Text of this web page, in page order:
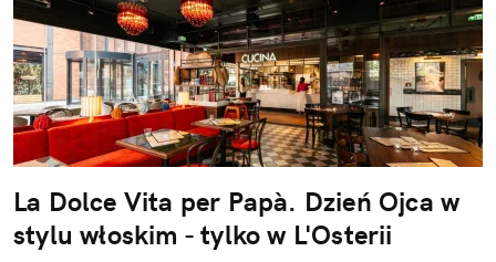
La Dolce Vita per Papà. Dzień Ojca w
stylu włoskim - tylko w L'Osterii